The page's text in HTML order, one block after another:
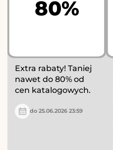
80%
Extra rabaty! Taniej
nawet do 80% od
cen katalogowych.
do 25.06.2026 23:59